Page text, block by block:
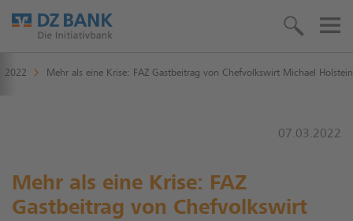
2022 Mehr als eine Krise: FAZ Gastbeitrag von Chefvolkswirt Michael Holstein
07.03.2022
Mehr als eine Krise: FAZ
Gastbeitrag von Chefvolkswirt